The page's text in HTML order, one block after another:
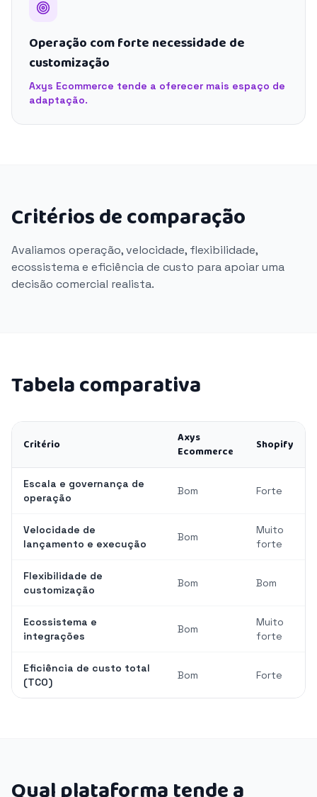
Operação com forte necessidade de
customização
Axys Ecommerce tende a oferecer mais espaço de
adaptação.
Critérios de comparação
Avaliamos operação, velocidade, flexibilidade,
ecossistema e eficiência de custo para apoiar uma
decisão comercial realista.
Tabela comparativa
Critério
Axys
Ecommerce
Shopify
Escala e governança de
operação
Bom Forte
Velocidade de
lançamento e execução
Bom
Muito
forte
Flexibilidade de
customização
Bom Bom
Ecossistema e
integrações
Bom
Muito
forte
Eficiência de custo total
(TCO)
Bom Forte